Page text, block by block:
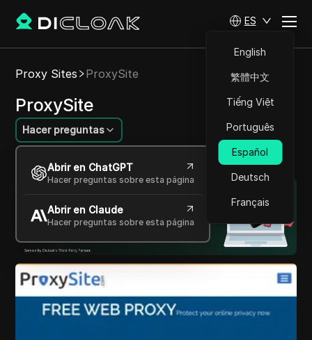
ES
English
繁體中文
Tiếng Việt
Português
Español
Deutsch
Français
Proxy Sites ProxySite
ProxySite
Hacer preguntas
Abrir en ChatGPT
Hacer preguntas sobre esta página
Abrir en Claude
Hacer preguntas sobre esta página
Navega por internet de forma segura y privada.